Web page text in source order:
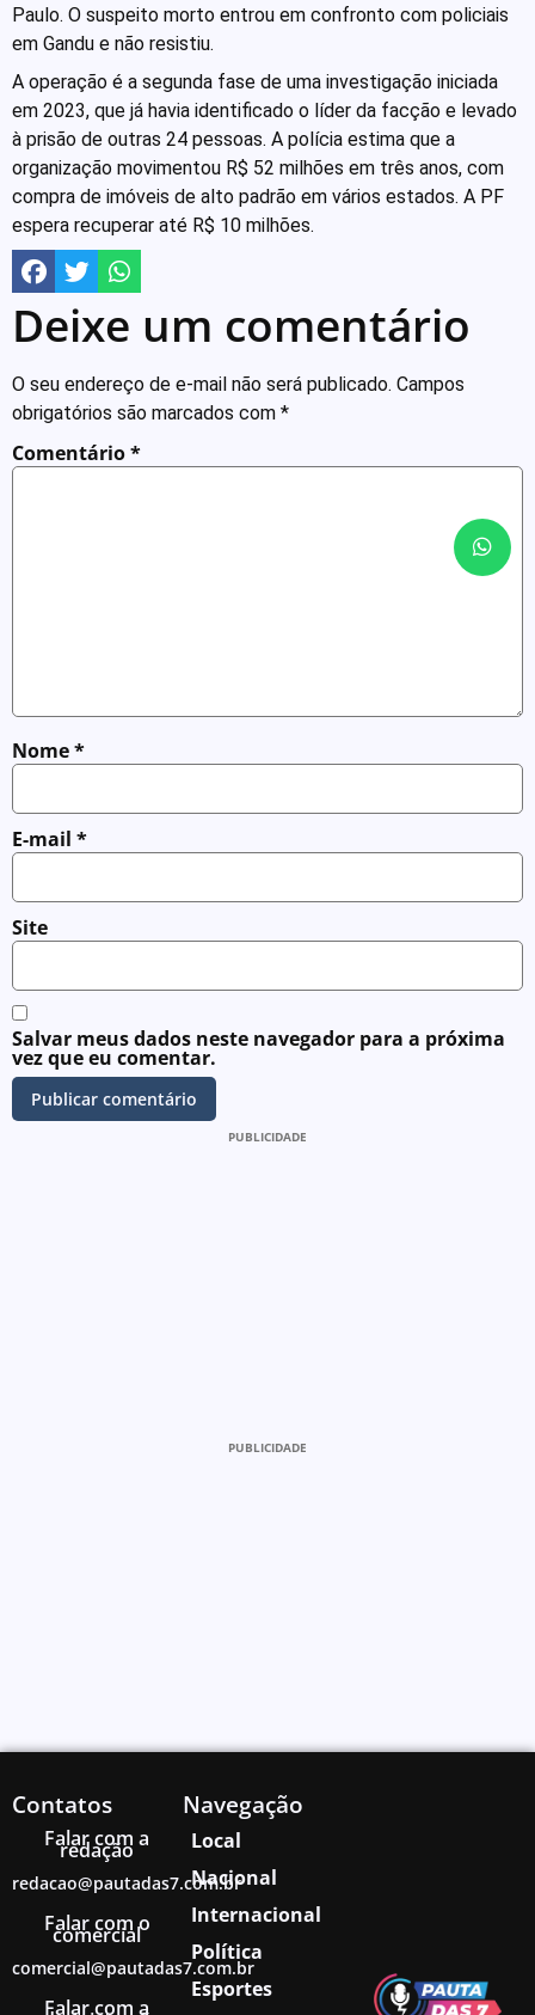
Paulo. O suspeito morto entrou em confronto com policiais
em Gandu e não resistiu.
A operação é a segunda fase de uma investigação iniciada
em 2023, que já havia identificado o líder da facção e levado
à prisão de outras 24 pessoas. A polícia estima que a
organização movimentou R$ 52 milhões em três anos, com
compra de imóveis de alto padrão em vários estados. A PF
espera recuperar até R$ 10 milhões.
Deixe um comentário
O seu endereço de e-mail não será publicado. Campos
obrigatórios são marcados com *
Comentário*
Nome*
E-mail *
Site
Salvar meus dados neste navegador para a próxima
vez que eu comentar.
PUBLICIDADE
PUBLICIDADE
Contatos
Falar com a
redação
redacao@pautadas7.com.br
Falar com o
comercial
comercial@pautadas7.com.br
Falar com a
Navegação
Local
Nacional
Internacional
Política
Esportes